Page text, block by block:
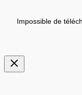
Impossible de